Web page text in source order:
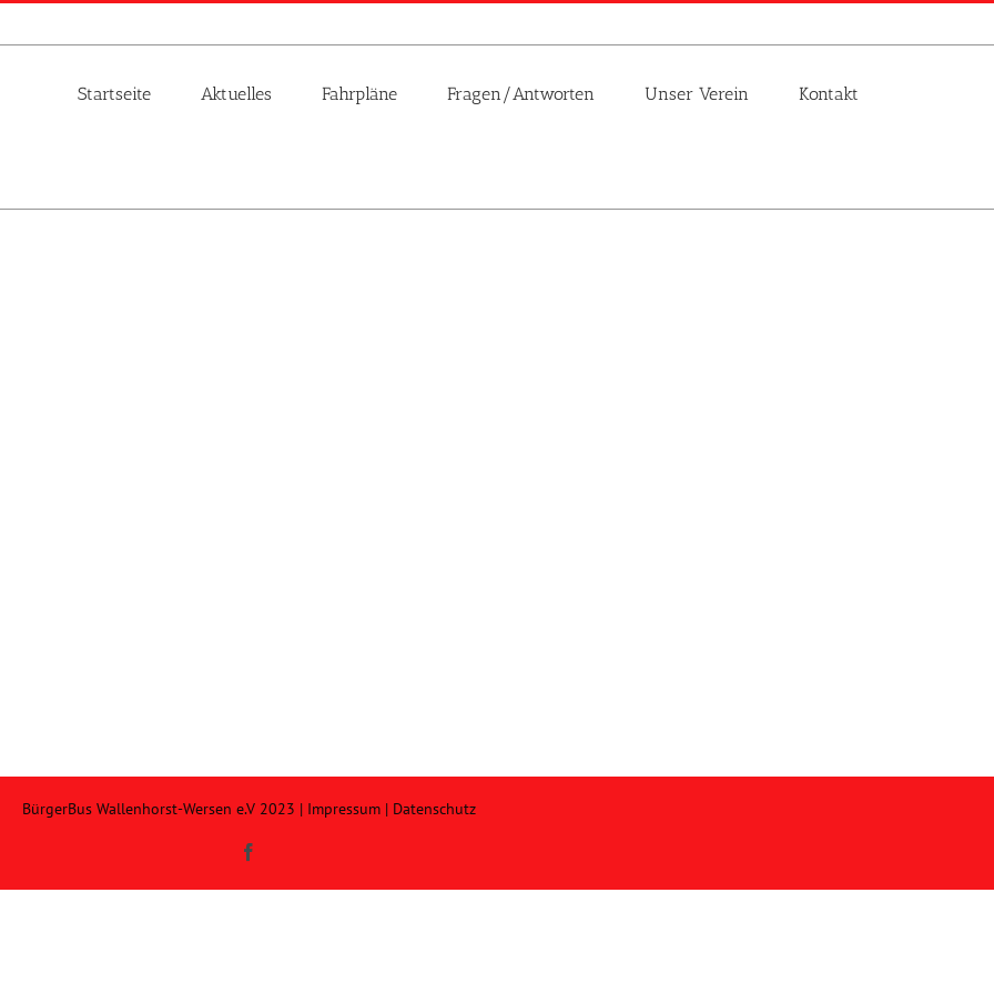
Startseite Aktuelles Fahrpläne Fragen/Antworten Unser Verein Kontakt
BürgerBus Wallenhorst-Wersen e.V 2023 | Impressum| Datenschutz